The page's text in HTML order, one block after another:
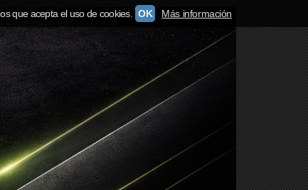
que acepta el uso de cookies. OK Más información